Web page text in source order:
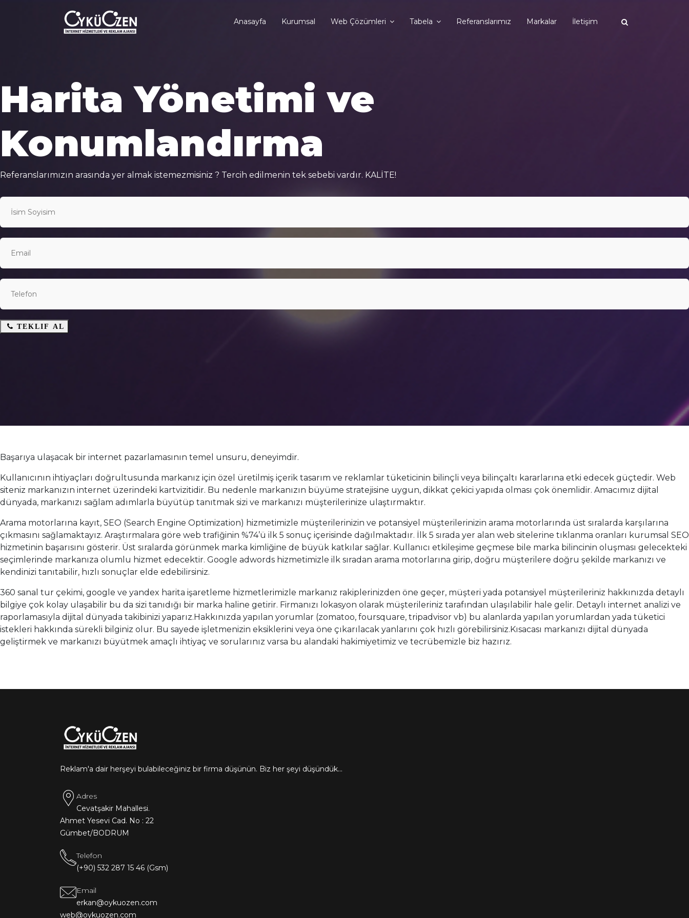
Anasayfa Kurumsal Web Çözümleri Tabela Referanslarımız Markalar İletişim
Harita Yönetimi ve
Konumlandırma
Referanslarımızın arasında yer almak istemezmisiniz ? Tercih edilmenin tek sebebi vardır. KALİTE!
TEKLIF AL
Başarıya ulaşacak bir internet pazarlamasının temel unsuru, deneyimdir.
Kullanıcının ihtiyaçları doğrultusunda markanız için özel üretilmiş içerik tasarım ve reklamlar tüketicinin bilinçli veya bilinçaltı kararlarına etki edecek güçtedir. Web
siteniz markanızın internet üzerindeki kartvizitidir. Bu nedenle markanızın büyüme stratejisine uygun, dikkat çekici yapıda olması çok önemlidir. Amacımız dijital
dünyada, markanızı sağlam adımlarla büyütüp tanıtmak sizi ve markanızı müşterilerinize ulaştırmaktır.
Arama motorlarına kayıt, SEO (Search Engine Optimization) hizmetimizle müşterilerinizin ve potansiyel müşterilerinizin arama motorlarında üst sıralarda karşılarına
çıkmasını sağlamaktayız. Araştırmalara göre web trafiğinin %74’ü ilk 5 sonuç içerisinde dağılmaktadır. İlk 5 sırada yer alan web sitelerine tıklanma oranları kurumsal SEO
hizmetinin başarısını gösterir. Üst sıralarda görünmek marka kimliğine de büyük katkılar sağlar. Kullanıcı etkileşime geçmese bile marka bilincinin oluşması gelecekteki
seçimlerinde markanıza olumlu hizmet edecektir. Google adwords hizmetimizle ilk sıradan arama motorlarına girip, doğru müşterilere doğru şekilde markanızı ve
kendinizi tanıtabilir, hızlı sonuçlar elde edebilirsiniz.
360 sanal tur çekimi, google ve yandex harita işaretleme hizmetlerimizle markanız rakiplerinizden öne geçer, müşteri yada potansiyel müşterileriniz hakkınızda detaylı
bilgiye çok kolay ulaşabilir bu da sizi tanıdığı bir marka haline getirir. Firmanızı lokasyon olarak müşterileriniz tarafından ulaşılabilir hale gelir. Detaylı internet analizi ve
raporlamasıyla dijital dünyada takibinizi yaparız.Hakkınızda yapılan yorumlar (zomatoo, foursquare, tripadvisor vb) bu alanlarda yapılan yorumlardan yada tüketici
istekleri hakkında sürekli bilginiz olur. Bu sayede işletmenizin eksiklerini veya öne çıkarılacak yanlarını çok hızlı görebilirsiniz.Kısacası markanızı dijital dünyada
geliştirmek ve markanızı büyütmek amaçlı ihtiyaç ve sorularınız varsa bu alandaki hakimiyetimiz ve tecrübemizle biz hazırız.
Reklam'a dair herşeyi bulabileceğiniz bir firma düşünün. Biz her şeyi düşündük...
Adres
Cevatşakir Mahallesi.
Ahmet Yesevi Cad. No : 22
Gümbet/BODRUM
Telefon
(+90) 532 287 15 46 (Gsm)
Email
erkan@oykuozen.com
web@oykuozen.com